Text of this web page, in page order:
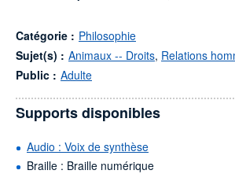
Catégorie : Philosophie
Sujet(s) : Animaux -- Droits, Relations
Public : Adulte
Supports disponibles
Audio : Voix de synthèse
Braille : Braille numérique